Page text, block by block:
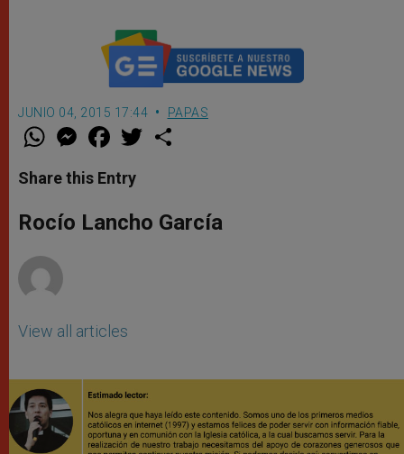
JUNIO 04, 2015 17:44 PAPAS
W
t
s
p
p
M
e
s
e
g
e
F
a
e
b
o
k
w
r
Share this Entry
Rocío Lancho García
View all articles